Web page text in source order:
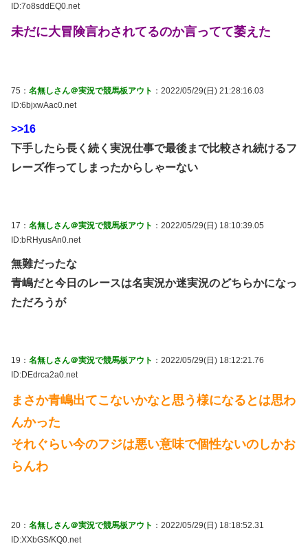
ID:7o8sddEQ0.net
未だに大冒険言わされてるのか言ってて萎えた
75： 名無しさん＠実況で競馬板アウト ：2022/05/29(日) 21:28:16.03
ID:6bjxwAac0.net
>>16
下手したら長く続く実況仕事で最後まで比較され続けるフ
レーズ作ってしまったからしゃーない
17： 名無しさん＠実況で競馬板アウト ：2022/05/29(日) 18:10:39.05
ID:bRHyusAn0.net
無難だったな
青嶋だと今日のレースは名実況か迷実況のどちらかになっ
ただろうが
19： 名無しさん＠実況で競馬板アウト ：2022/05/29(日) 18:12:21.76
ID:DEdrca2a0.net
まさか青嶋出てこないかなと思う様になるとは思わ
んかった
それぐらい今のフジは悪い意味で個性ないのしかお
らんわ
20： 名無しさん＠実況で競馬板アウト ：2022/05/29(日) 18:18:52.31
ID:XXbGS/KQ0.net